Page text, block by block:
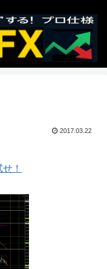
2017.03.22
！